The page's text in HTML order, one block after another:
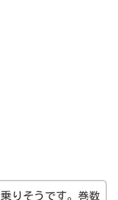
りそうです。巻数